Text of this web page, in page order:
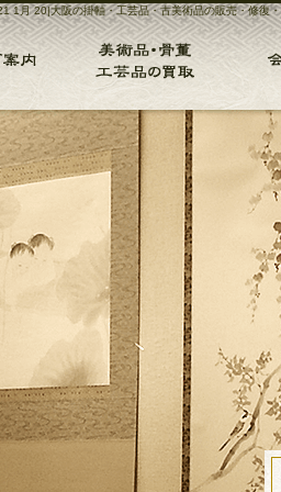
1月 20|大阪の掛軸・工芸品・古美術品の販売・修復